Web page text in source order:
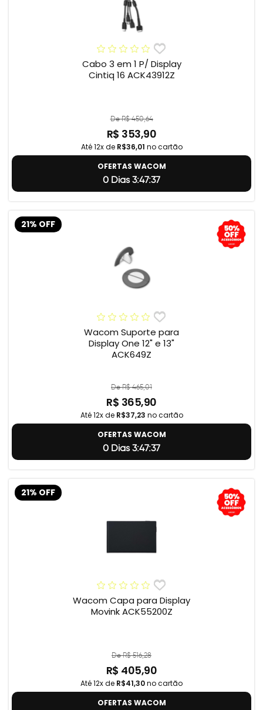
Cabo 3 em 1 P/ Display
Cintiq 16 ACK43912Z
De R$ 450,64
R$ 353,90
Até 12x de R$36,01 no cartão
OFERTAS WACOM
0 Dias 3:47:36
21% OFF
Wacom Suporte para
Display One 12" e 13"
ACK649Z
De R$ 465,01
R$ 365,90
Até 12x de R$37,23 no cartão
OFERTAS WACOM
0 Dias 3:47:36
21% OFF
Wacom Capa para Display
Movink ACK55200Z
De R$ 516,28
R$ 405,90
Até 12x de R$41,30no cartão
OFERTAS WACOM